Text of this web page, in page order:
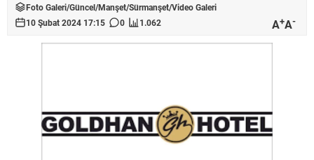
Foto Galeri/Güncel/Manşet/Sürmanşet/Video Galeri
10 Şubat 2024 17:15
0 1.062 A+A-